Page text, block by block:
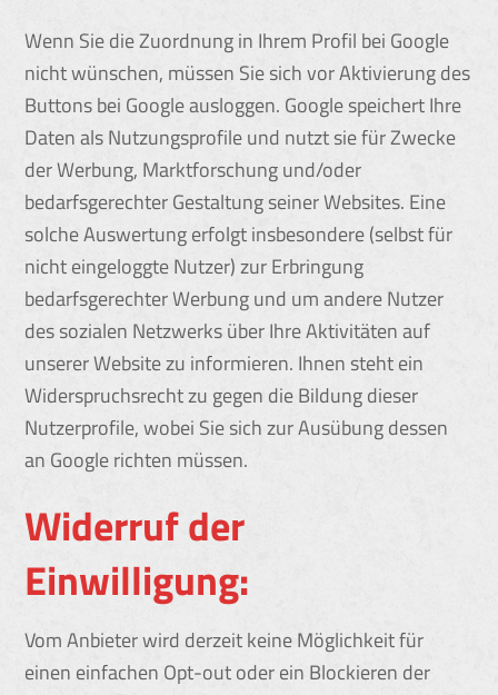
Wenn Sie die Zuordnung in Ihrem Profil bei Google
nicht wünschen, müssen Sie sich vor Aktivierung des
Buttons bei Google ausloggen. Google speichert Ihre
Daten als Nutzungsprofile und nutzt sie für Zwecke
der Werbung, Marktforschung und/oder
bedarfsgerechter Gestaltung seiner Websites. Eine
solche Auswertung erfolgt insbesondere (selbst für
nicht eingeloggte Nutzer) zur Erbringung
bedarfsgerechter Werbung und um andere Nutzer
des sozialen Netzwerks über Ihre Aktivitäten auf
unserer Website zu informieren. Ihnen steht ein
Widerspruchsrecht zu gegen die Bildung dieser
Nutzerprofile, wobei Sie sich zur Ausübung dessen
an Google richten müssen.
Widerruf der
Einwilligung:
Vom Anbieter wird derzeit keine Möglichkeit für
einen einfachen Opt-out oder ein Blockieren der